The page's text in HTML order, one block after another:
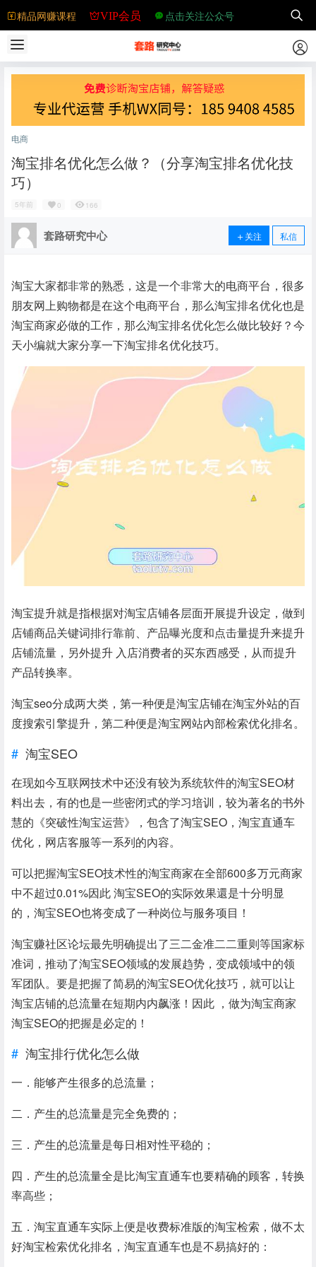
精品网赚课程 VIP会员 点击关注公众号
电商
淘宝排名优化怎么做？（分享淘宝排名优化技
巧）
5年前 0 166
套路研究中心 关注 私信
淘宝大家都非常的熟悉，这是一个非常大的电商平台，很多
朋友网上购物都是在这个电商平台，那么淘宝排名优化也是
淘宝商家必做的工作，那么淘宝排名优化怎么做比较好？今
天小编就大家分享一下淘宝排名优化技巧。
淘宝提升就是指根据对淘宝店铺各层面开展提升设定，做到
店铺商品关键词排行靠前、产品曝光度和点击量提升来提升
店铺流量，另外提升 入店消费者的买东西感受，从而提升
产品转换率。
淘宝seo分成两大类，第一种便是淘宝店铺在淘宝外站的百
度搜索引擎提升，第二种便是淘宝网站內部检索优化排名。
淘宝SEO
在现如今互联网技术中还没有较为系统软件的淘宝SEO材
料出去，有的也是一些密闭式的学习培训，较为著名的书外
慧的《突破性淘宝运营》，包含了淘宝SEO，淘宝直通车
优化，网店客服等一系列的內容。
可以把握淘宝SEO技术性的淘宝商家在全部600多万元商家
中不超过0.01%因此 淘宝SEO的实际效果還是十分明显
的，淘宝SEO也将变成了一种岗位与服务项目！
淘宝赚社区论坛最先明确提出了三二金准二二重则等国家标
准词，推动了淘宝SEO领域的发展趋势，变成领域中的领
军团队。要是把握了简易的淘宝SEO优化技巧，就可以让
淘宝店铺的总流量在短期内内飙涨！因此 ，做为淘宝商家
淘宝SEO的把握是必定的！
淘宝排行优化怎么做
一．能够产生很多的总流量；
二．产生的总流量是完全免费的；
三．产生的总流量是每日相对性平稳的；
四．产生的总流量全是比淘宝直通车也要精确的顾客，转换
率高些；
五．淘宝直通车实际上便是收费标准版的淘宝检索，做不太
好淘宝检索优化排名，淘宝直通车也是不易搞好的：